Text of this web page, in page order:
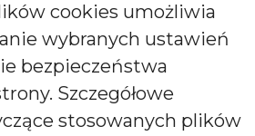
cookies umożliwia
wybranych ustawień
bezpieczeństwa
Szczegółowe
stosowanych plików